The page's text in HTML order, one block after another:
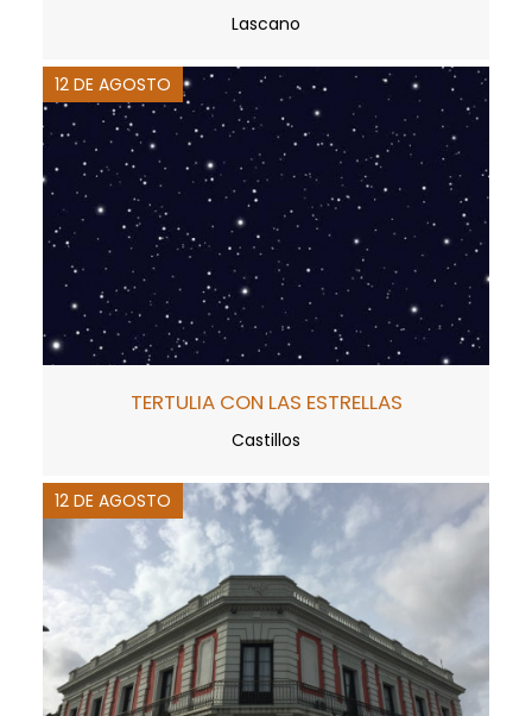
Lascano
12 DE AGOSTO
TERTULIA CON LAS ESTRELLAS
Castillos
12 DE AGOSTO